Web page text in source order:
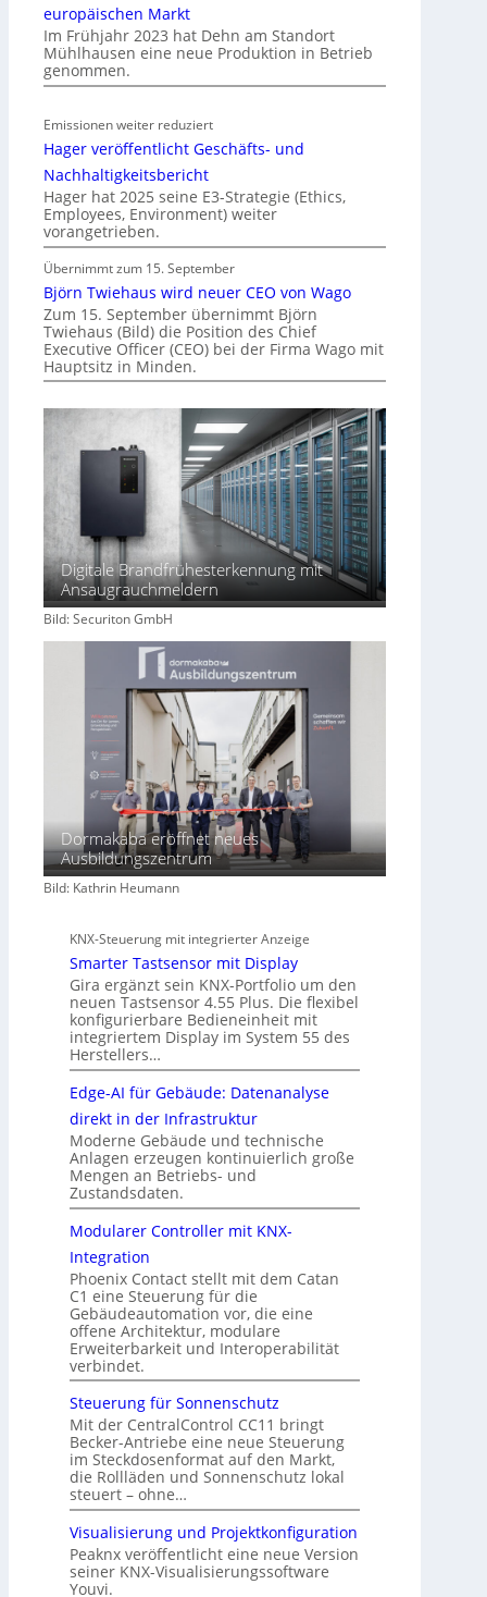
r
ü
n
europäischen Markt
Im Frühjahr 2023 hat Dehn am Standort
Mühlhausen eine neue Produktion in Betrieb
genommen.
Emissionen weiter reduziert
Hager veröffentlicht Geschäfts- und
Nachhaltigkeitsbericht
Hager hat 2025 seine E3-Strategie (Ethics,
Employees, Environment) weiter
vorangetrieben.
Übernimmt zum 15. September
Björn Twiehaus wird neuer CEO von Wago
Zum 15. September übernimmt Björn
Twiehaus (Bild) die Position des Chief
Executive Officer (CEO) bei der Firma Wago mit
Hauptsitz in Minden.
Digitale Brandfrühesterkennung mit
Ansaugrauchmeldern
Bild: Securiton GmbH
Dormakaba eröffnet neues
Ausbildungszentrum
Bild: Kathrin Heumann
KNX-Steuerung mit integrierter Anzeige
Smarter Tastsensor mit Display
Gira ergänzt sein KNX-Portfolio um den
neuen Tastsensor 4.55 Plus. Die flexibel
konfigurierbare Bedieneinheit mit
integriertem Display im System 55 des
Herstellers…
Edge-AI für Gebäude: Datenanalyse
direkt in der Infrastruktur
Moderne Gebäude und technische
Anlagen erzeugen kontinuierlich große
Mengen an Betriebs- und
Zustandsdaten.
Modularer Controller mit KNX-
Integration
Phoenix Contact stellt mit dem Catan
C1 eine Steuerung für die
Gebäudeautomation vor, die eine
offene Architektur, modulare
Erweiterbarkeit und Interoperabilität
verbindet.
Steuerung für Sonnenschutz
Mit der CentralControl CC11 bringt
Becker-Antriebe eine neue Steuerung
im Steckdosenformat auf den Markt,
die Rollläden und Sonnenschutz lokal
steuert – ohne…
Visualisierung und Projektkonfiguration
Peaknx veröffentlicht eine neue Version
seiner KNX-Visualisierungssoftware
Youvi.